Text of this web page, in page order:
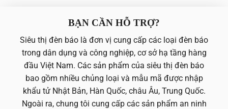
BẠN CẦN HỖ TRỢ?
Siêu thị đèn báo là đơn vị cung cấp các loại đèn báo
trong dân dụng và công nghiệp, cơ sở hạ tầng hàng
đầu Việt Nam. Các sản phẩm của siêu thị đèn báo
bao gồm nhiều chủng loại và mẫu mã được nhập
khẩu tử Nhật Bản, Hàn Quốc, châu Âu, Trung Quốc.
Ngoài ra, chung tôi cung cấp các sản phẩm an ninh